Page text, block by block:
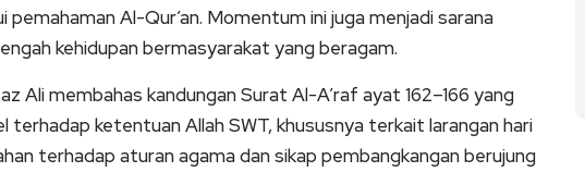
pemahaman Al-Qur’an. Momentum ini juga menjadi sarana
kehidupan bermasyarakat yang beragam.
Ali membahas kandungan Surat Al-A’raf ayat 162–166 yang
terhadap ketentuan Allah SWT, khususnya terkait larangan hari
terhadap aturan agama dan sikap pembangkangan berujung